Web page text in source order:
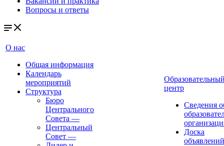
Вопросы и ответы
О нас
Общая информация
Календарь
мероприятий
Структура
Бюро
Центрального
Совета —
Центральный
Совет —
центр
Сведения
Доска
объявлений